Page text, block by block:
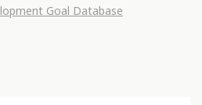
Goal Database